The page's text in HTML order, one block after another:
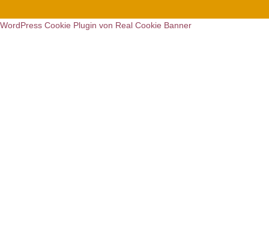
WordPress Cookie Plugin von Real Cookie Banner